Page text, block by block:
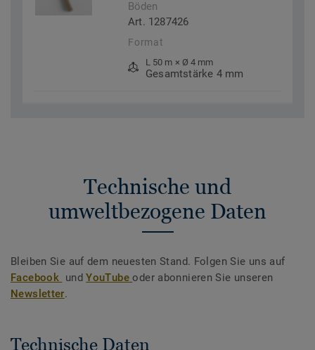
Böden
Art. 1287426
Format
L 50 m × Ø 4 mm
Gesamtstärke 4 mm
Technische und
umweltbezogene Daten
Bleiben Sie auf dem neuesten Stand. Folgen Sie uns auf
Facebook undYouTubeoder abonnieren Sie unseren
Newsletter.
Technische Daten